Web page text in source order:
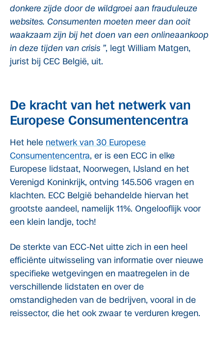
donkere zijde door de wildgroei aan frauduleuze
websites. Consumenten moeten meer dan ooit
waakzaam zijn bij het doen van een onlineaankoop
in deze tijden van crisis ”, legt William Matgen,
jurist bij CEC België, uit.
De kracht van het netwerk van
Europese Consumentencentra
Het hele netwerk van 30 Europese
Consumentencentra, er is een ECC in elke
Europese lidstaat, Noorwegen, IJsland en het
Verenigd Koninkrijk, ontving 145.506 vragen en
klachten. ECC België behandelde hiervan het
grootste aandeel, namelijk 11%. Ongelooflijk voor
een klein landje, toch!
De sterkte van ECC-Net uitte zich in een heel
efficiënte uitwisseling van informatie over nieuwe
specifieke wetgevingen en maatregelen in de
verschillende lidstaten en over de
omstandigheden van de bedrijven, vooral in de
reissector, die het ook zwaar te verduren kregen.